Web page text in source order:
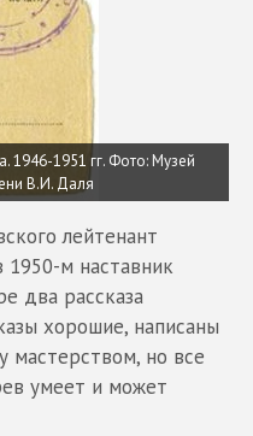
1946-1951 гг. Фото: Музей
В.И. Даля
лейтенант
1950-м наставник
два рассказа
хорошие, написаны
но все
умеет и может